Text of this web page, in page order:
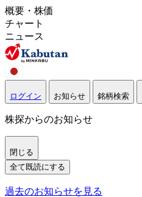
概要・株価
チャート
ニュース
ログイン お知らせ 銘柄検索
株探からのお知らせ
閉じる
全て既読にする
過去のお知らせを見る